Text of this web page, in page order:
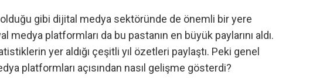
gibi dijital medya sektöründe de önemli bir yere
medya platformları da bu pastanın en büyük paylarını aldı.
yer aldığı çeşitli yıl özetleri paylaştı. Peki genel
platformları açısından nasıl gelişme gösterdi?